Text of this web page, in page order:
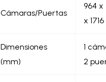
Cámaras/Puertas
964 x
x 1716
Dimensiones
(mm)
1
2